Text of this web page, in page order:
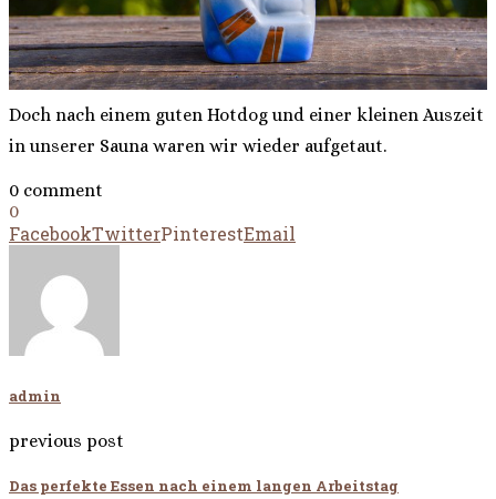
Doch nach einem guten Hotdog und einer kleinen Auszeit
in unserer Sauna waren wir wieder aufgetaut.
0 comment
0
FacebookTwitterPinterestEmail
admin
previous post
Das perfekte Essen nach einem langen Arbeitstag